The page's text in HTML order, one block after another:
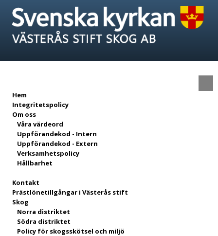
Hem
Integritetspolicy
Om oss
Våra värdeord
Uppförandekod - Intern
Uppförandekod - Extern
Verksamhetspolicy
Hållbarhet
Kontakt
Prästlönetillgångar i Västerås stift
Skog
Norra distriktet
Södra distriktet
Policy för skogsskötsel och miljö